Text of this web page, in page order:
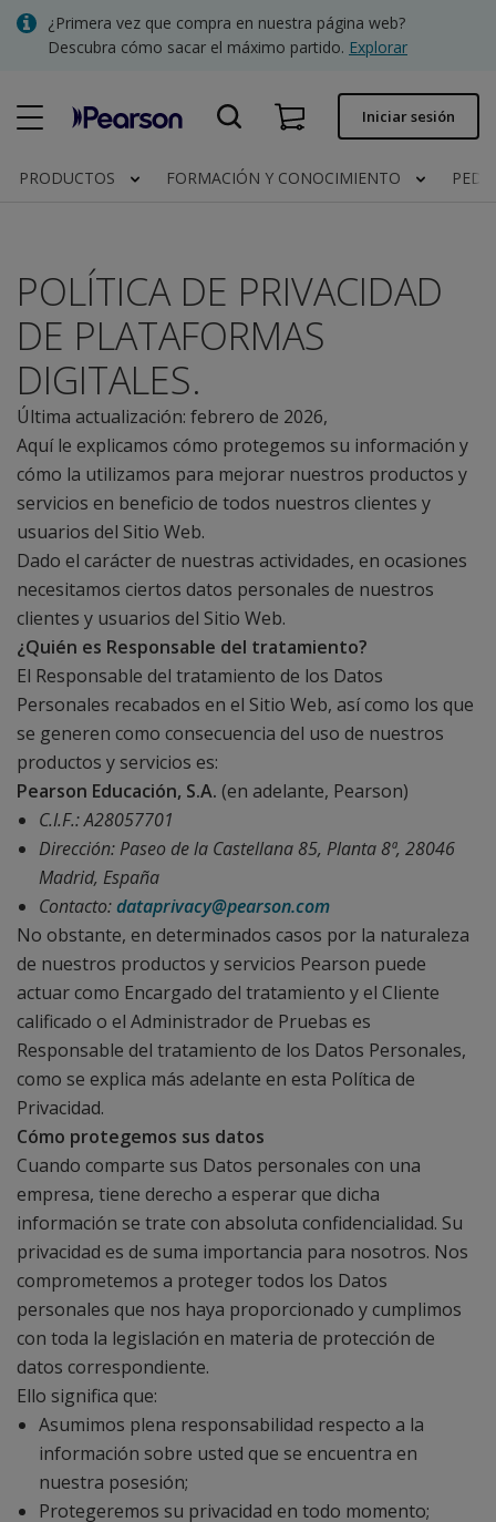
Skip¿Primera vez que compra en nuestra página web?
Descubra cómo sacar el máximo partido. Explorar
Pedido rápido
Clínica | España
Iniciar sesión
PRODUCTOS FORMACIÓN Y CONOCIMIENTO
POLÍTICA DE PRIVACIDAD
DE PLATAFORMAS
DIGITALES.
Última actualización: febrero de 2026,
Aquí le explicamos cómo protegemos su información y
cómo la utilizamos para mejorar nuestros productos y
servicios en beneficio de todos nuestros clientes y
usuarios del Sitio Web.
Dado el carácter de nuestras actividades, en ocasiones
necesitamos ciertos datos personales de nuestros
clientes y usuarios del Sitio Web.
¿Quién es Responsable del tratamiento?
El Responsable del tratamiento de los Datos
Personales recabados en el Sitio Web, así como los que
se generen como consecuencia del uso de nuestros
productos y servicios es:
Pearson Educación, S.A. (en adelante, Pearson)
C.I.F.: A28057701
Dirección: Paseo de la Castellana 85, Planta 8ª, 28046
Madrid, España
Contacto:dataprivacy@pearson.com
No obstante, en determinados casos por la naturaleza
de nuestros productos y servicios Pearson puede
actuar como Encargado del tratamiento y el Cliente
calificado o el Administrador de Pruebas es
Responsable del tratamiento de los Datos Personales,
como se explica más adelante en esta Política de
Privacidad.
Cómo protegemos sus datos
Cuando comparte sus Datos personales con una
empresa, tiene derecho a esperar que dicha
información se trate con absoluta confidencialidad. Su
privacidad es de suma importancia para nosotros. Nos
comprometemos a proteger todos los Datos
personales que nos haya proporcionado y cumplimos
con toda la legislación en materia de protección de
datos correspondiente.
Ello significa que:
Asumimos plena responsabilidad respecto a la
información sobre usted que se encuentra en
nuestra posesión;
Protegeremos su privacidad en todo momento;